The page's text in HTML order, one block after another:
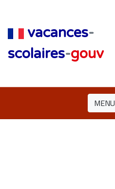
vacances-
scolaires-gouv
MENU